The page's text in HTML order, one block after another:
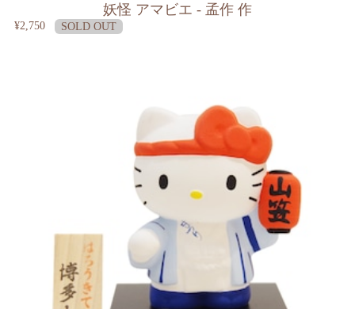
妖怪 アマビエ - 孟作 作
¥2,750 SOLD OUT